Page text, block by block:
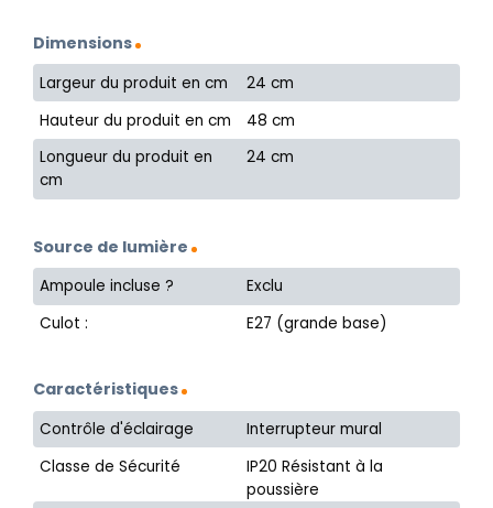
Dimensions
Largeur du produit en cm
24 cm
Hauteur du produit en cm
48 cm
Longueur du produit en
cm
24 cm
Source de lumière
Ampoule incluse ?
Exclu
Culot :
E27 (grande base)
Caractéristiques
Contrôle d'éclairage
Interrupteur mural
Classe de Sécurité
IP20 Résistant à la
poussière